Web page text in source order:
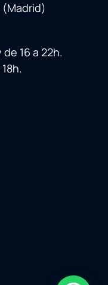
(Madrid)
16 a 22h.